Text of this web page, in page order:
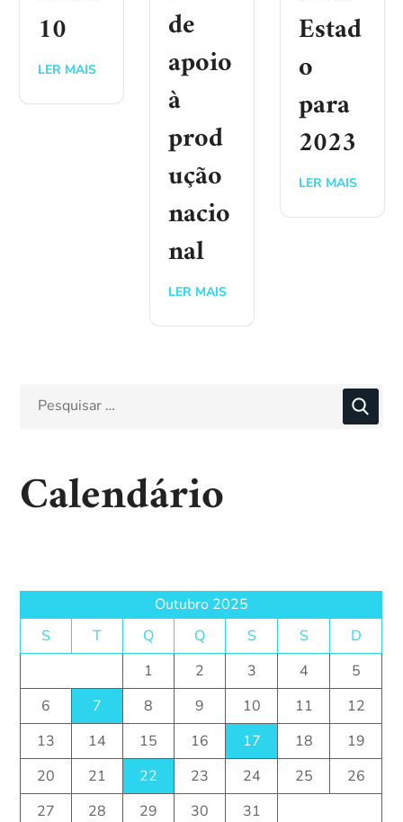
10
LER MAIS
de
apoio
à
prod
ução
nacio
nal
LER MAIS
Estad
o
para
2023
LER MAIS
Calendário
Outubro 2025
S
T Q Q S S
D
1
2 3 4
5
6
7 8 9 10 11
12
13
14 15 16 17 18
19
20
21 22 23 24 25
26
27
28 29 30 31